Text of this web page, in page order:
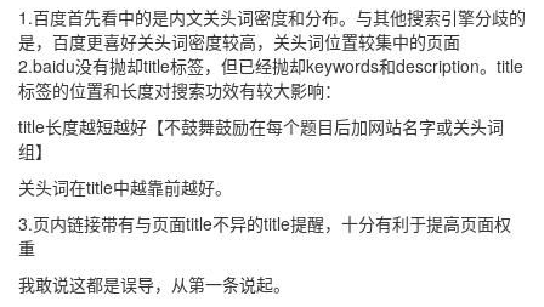
1.百度首先看中的是内文关头词密度和分布。与其他搜索引擎分歧的
是，百度更喜好关头词密度较高，关头词位置较集中的页面
2.baidu没有抛却title标签，但已经抛却keywords和description。title
标签的位置和长度对搜索功效有较大影响：
title长度越短越好【不鼓舞鼓励在每个题目后加网站名字或关头词
组】
关头词在title中越靠前越好。
3.页内链接带有与页面title不异的title提醒，十分有利于提高页面权
重
我敢说这都是误导，从第一条说起。